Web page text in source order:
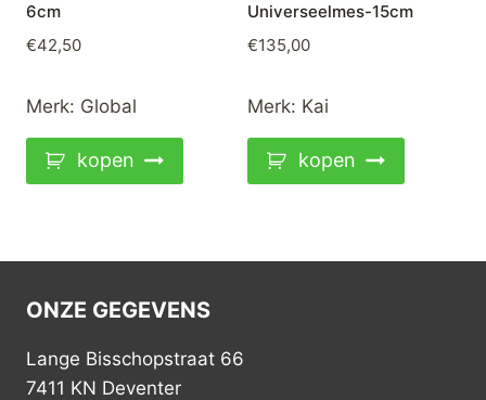
6cm
€42,50
Merk: Global
kopen
Universeelmes-15cm
€135,00
Merk: Kai
kopen
ONZE GEGEVENS
Lange Bisschopstraat 66
7411 KN Deventer